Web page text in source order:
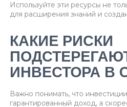
Используйте эти ресурсы не
для расширения знаний и
КАКИЕ РИСКИ
ИНВЕСТОРА В
Важно понимать, что
гарантированный доход, а